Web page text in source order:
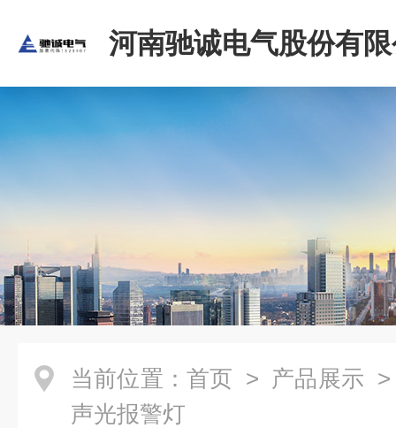
河南驰诚电气股份有
当前位置： 首页 > 产品展示
声光报警灯